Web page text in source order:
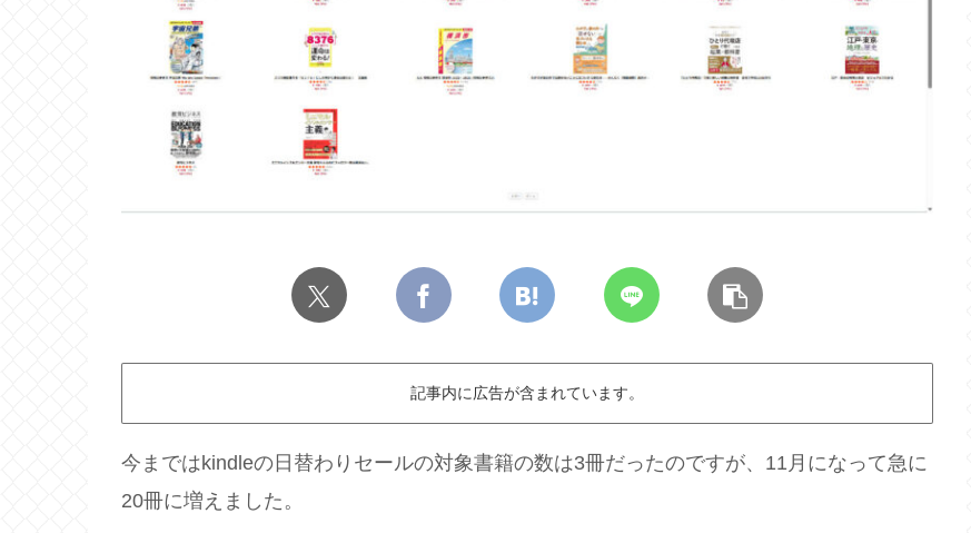
記事内に広告が含まれています。
今まではkindleの日替わりセールの対象書籍の数は3冊だったのですが、11月になって急に
20冊に増えました。